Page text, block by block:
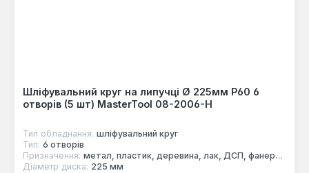
Шліфувальний круг на липучці Ø 225мм P60 6
отворів (5 шт) MasterTool 08-2006-H
Тип обладнання: шліфувальний круг
Тип: 6 отворів
Призначення: метал, пластик, деревина, лак, ДСП, фанера, фарба
Діаметр диска: 225 мм